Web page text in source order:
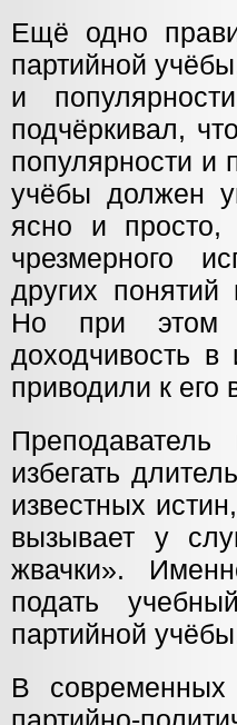
Ещё одно
партийной
и
подчёркивал,
популярности и
учёбы должен
ясно и просто,
чрезмерного
других
Но при этом
доходчивость в
приводили к
избегать
известных
вызывает у
жвачки».
подать
партийной
В современных